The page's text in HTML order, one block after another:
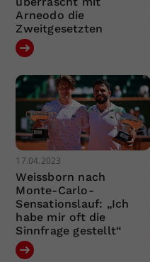
Arneodo die
Zweitgesetzten
17.04.2023
Weissborn nach
Monte-Carlo-
Sensationslauf: „Ich
habe mir oft die
Sinnfrage gestellt“